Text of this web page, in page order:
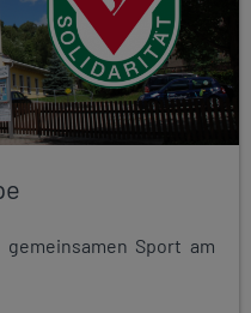
Sport am